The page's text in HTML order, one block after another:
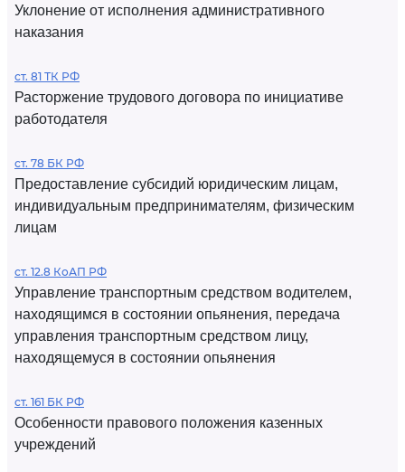
Уклонение от исполнения административного
наказания
ст. 81 ТК РФ
Расторжение трудового договора по инициативе
работодателя
ст. 78 БК РФ
Предоставление субсидий юридическим лицам,
индивидуальным предпринимателям, физическим
лицам
ст. 12.8 КоАП РФ
Управление транспортным средством водителем,
находящимся в состоянии опьянения, передача
управления транспортным средством лицу,
находящемуся в состоянии опьянения
ст. 161 БК РФ
Особенности правового положения казенных
учреждений